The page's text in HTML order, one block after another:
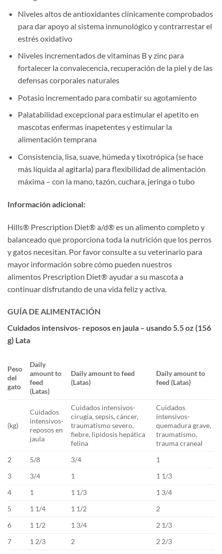
Niveles altos de antioxidantes clínicamente comprobados
para dar apoyo al sistema inmunológico y contrarrestar el
estrés oxidativo
Niveles incrementados de vitaminas B y zinc para
fortalecer la convalecencia, recuperación de la piel y de las
defensas corporales naturales
Potasio incrementado para combatir su agotamiento
Palatabilidad excepcional para estimular el apetito en
mascotas enfermas inapetentes y estimular la
alimentación temprana
Consistencia, lisa, suave, húmeda y tixotrópica (se hace
más líquida al agitarla) para flexibilidad de alimentación
máxima – con la mano, tazón, cuchara, jeringa o tubo
Información adicional:
Hills® Prescription Diet® a/d® es un alimento completo y
balanceado que proporciona toda la nutrición que los perros
y gatos necesitan. Por favor consulte a su veterinario para
mayor información sobre cómo pueden nuestros
alimentos Prescription Diet® ayudar a su mascota a
continuar disfrutando de una vida feliz y activa.
GUÍA DE ALIMENTACIÓN
Cuidados intensivos- reposos en jaula – usando 5.5 oz (156
g) Lata
Peso
del
gato
Daily
amount to
feed
(Latas)
Daily amount to feed
(Latas)
Daily amount to
feed (Latas)
(kg)
Cuidados
intensivos-
reposos en
jaula
Cuidados intensivos-
cirugía, sepsis, cáncer,
traumatismo severo,
fiebre, lipidosis hepática
felina
Cuidados
intensivos-
quemadura grave,
traumatismo,
trauma craneal
2
5/8 3/4
1
3
3/4 1
1 1/3
4
1 1 1/3
1 3/4
5
1 1/4 1 1/2
2
6
1 1/2 1 3/4
2 1/3
7
1 2/3 2 2 2/3